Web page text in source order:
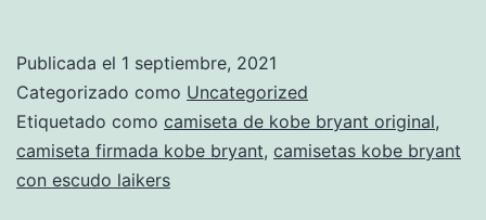
bryant
24
Publicada el 1 septiembre, 2021
Categorizado como Uncategorized
Etiquetado como camiseta de kobe bryant original,
camiseta firmada kobe bryant, camisetas kobe bryant
con escudo laikers